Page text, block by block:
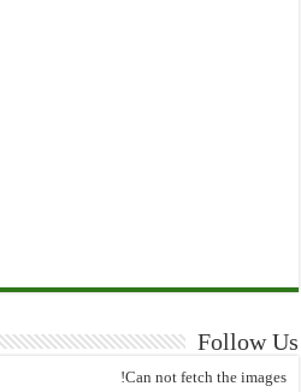
Follow Us
Can not fetch the images!